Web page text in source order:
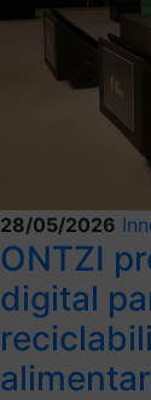
28/05/2026
ONTZI
digital